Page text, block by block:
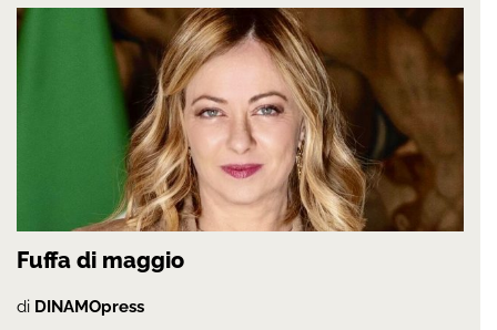
Fuffa di maggio
di DINAMOpress